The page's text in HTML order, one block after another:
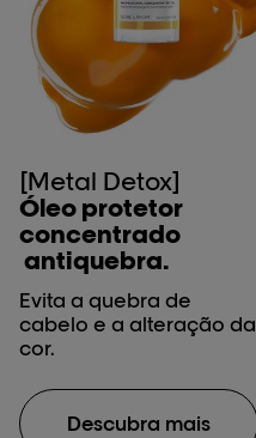
[Metal Detox]
Óleo protetor
concentrado
antiquebra.
Evita a quebra de
cabelo e a alteração da
cor.
Descubra mais